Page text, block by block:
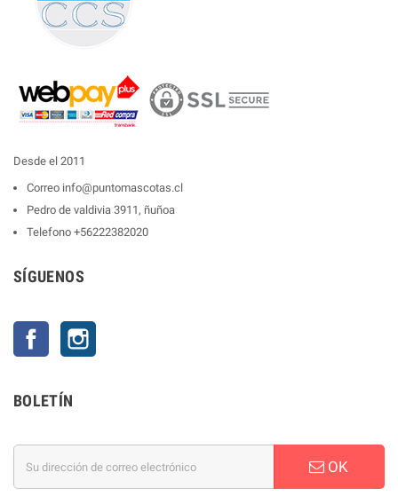
Desde el 2011
Correo info@puntomascotas.cl
Pedro de valdivia 3911, ñuñoa
Telefono +56222382020
SÍGUENOS
Facebook
BOLETÍN
OK